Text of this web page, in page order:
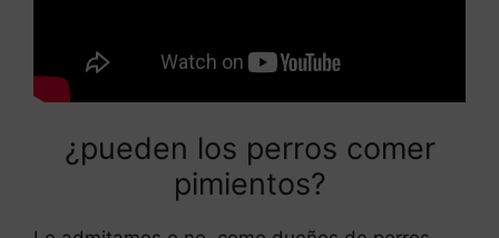
¿pueden los perros comer
pimientos?